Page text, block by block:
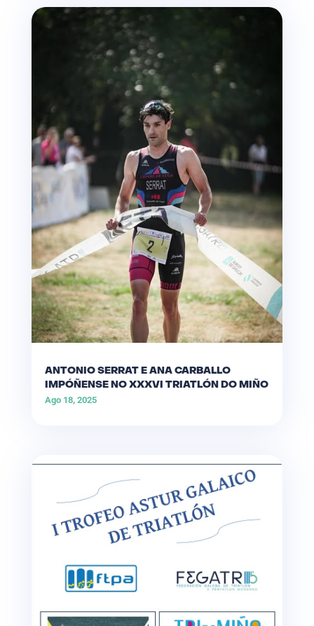
ANTONIO SERRAT E ANA CARBALLO
IMPÓÑENSE NO XXXVI TRIATLÓN DO MIÑO
Ago 18, 2025